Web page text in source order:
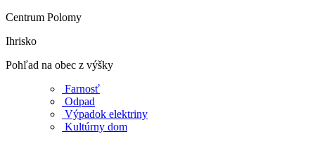
Centrum Polomy
Ihrisko
Pohľad na obec z výšky
Farnosť
Odpad
Výpadok elektriny
Kultúrny dom